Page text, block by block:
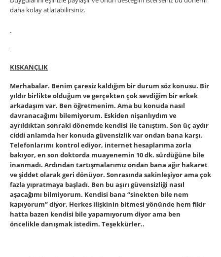
daha kolay atlatabilirsiniz.
KISKANÇLIK
Merhabalar. Benim çaresiz kaldığım bir durum söz konusu. Bir
yıldır birlikte olduğum ve gerçekten çok sevdiğim bir erkek
arkadaşım var. Ben öğretmenim. Ama bu konuda nasıl
davranacağımı bilemiyorum. Eskiden nişanlıydım ve
ayrıldıktan sonraki dönemde kendisi ile tanıştım. Son üç aydır
ciddi anlamda her konuda güvensizlik var ondan bana karşı.
Telefonlarımı kontrol ediyor, internet hesaplarıma zorla
bakıyor, en son doktorda muayenemin 10 dk. sürdüğüne bile
inanmadı. Ardından tartışmalarımız ondan bana ağır hakaret
ve şiddet olarak geri dönüyor. Sonrasında sakinleşiyor ama çok
fazla yıpratmaya başladı. Ben bu aşırı güvensizliği nasıl
aşacağımı bilmiyorum. Kendisi bana “sinekten bile nem
kapıyorum” diyor. Herkes ilişkinin bitmesi yönünde hem fikir
hatta bazen kendisi bile yapamıyorum diyor ama ben
öncelikle danışmak istedim. Teşekkürler..